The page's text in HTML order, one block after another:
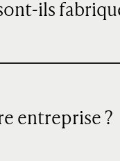
ils
entreprise ?